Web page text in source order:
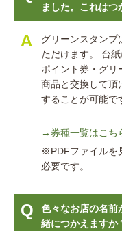
ました。これはつ
グリーンスタンプ
ただけます。 台
ポイント券・グリ
商品と交換して頂
することが可能で
→券種一覧はこち
※PDFファイルを
必要です。
色々なお店の名前
緒につかえますか